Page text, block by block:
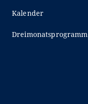
Kalender
Dreimonatsprogramm